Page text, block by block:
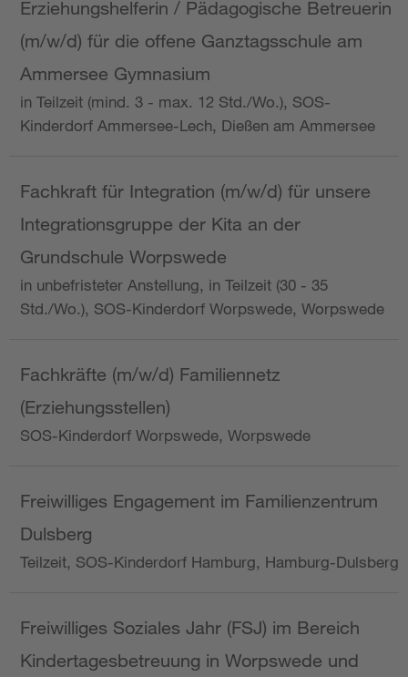
Erziehungshelferin / Pädagogische Betreuerin
(m/w/d) für die offene Ganztagsschule am
Ammersee Gymnasium
in Teilzeit (mind. 3 - max. 12 Std./Wo.), SOS-
Kinderdorf Ammersee-Lech, Dießen am Ammersee
Fachkraft für Integration (m/w/d) für unsere
Integrationsgruppe der Kita an der
Grundschule Worpswede
in unbefristeter Anstellung, in Teilzeit (30 - 35
Std./Wo.), SOS-Kinderdorf Worpswede, Worpswede
Fachkräfte (m/w/d) Familiennetz
(Erziehungsstellen)
SOS-Kinderdorf Worpswede, Worpswede
Freiwilliges Engagement im Familienzentrum
Dulsberg
Teilzeit, SOS-Kinderdorf Hamburg, Hamburg-Dulsberg
Freiwilliges Soziales Jahr (FSJ) im Bereich
Kindertagesbetreuung in Worpswede und